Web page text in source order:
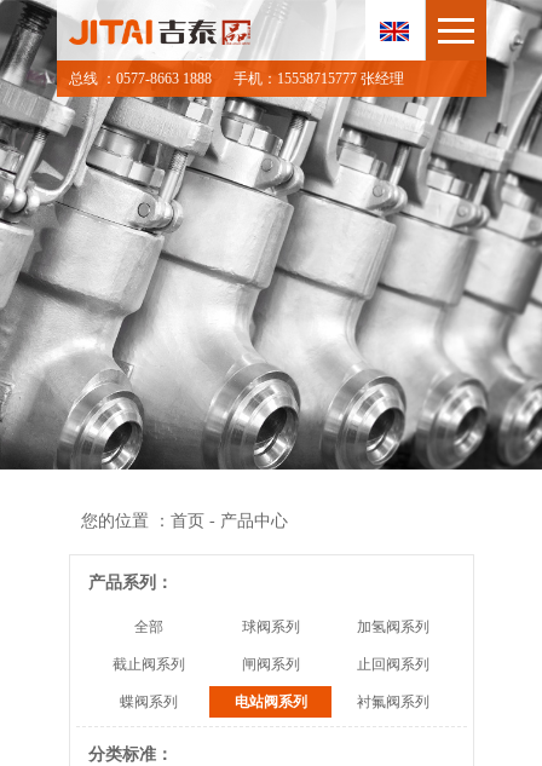
总线 ：0577-8663 1888 手机：15558715777 张经理
您的位置 ： 首页 - 产品中心
产品系列：
全部 球阀系列 加氢阀系列
截止阀系列 闸阀系列 止回阀系列
蝶阀系列 电站阀系列 衬氟阀系列
分类标准：